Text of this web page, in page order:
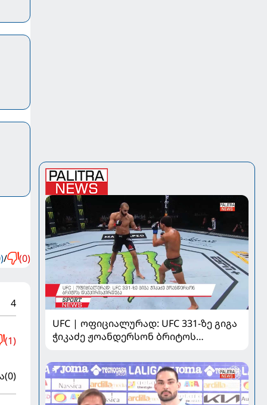
/ (0)
4
(1)
(0)
UFC | ოფიციალურად: UFC 331-ზე გიგა
ჭიკაძე ჟოანდერსონ ბრიტოს